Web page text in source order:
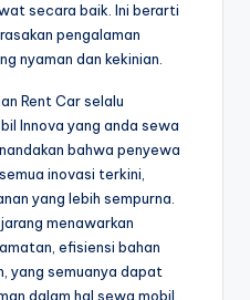
secara baik. Ini berarti
pengalaman
nyaman dan kekinian.
Rent Car selalu
Innova yang anda sewa
bahwa penyewa
inovasi terkini,
yang lebih sempurna.
menawarkan
efisiensi bahan
yang semuanya dapat
dalam hal sewa mobil.